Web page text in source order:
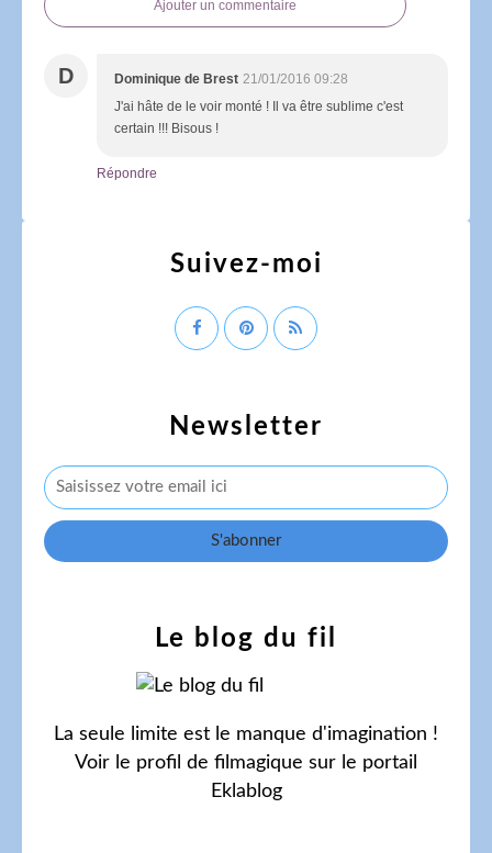
Ajouter un commentaire
D Dominique de Brest 21/01/2016 09:28
J'ai hâte de le voir monté ! Il va être sublime c'est
certain !!! Bisous !
Répondre
Newsletter
Le blog du fil
La seule limite est le manque d'imagination !
Voir le profil de filmagique sur le portail
Eklablog
Suivez-moi